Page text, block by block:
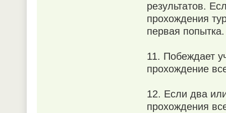
результатов.
прохождения
первая попытка.
11. Побеждает
прохождение
12. Если два
прохождения